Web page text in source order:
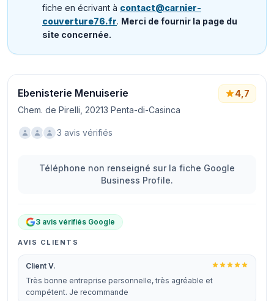
fiche en écrivant à contact@carnier-
couverture76.fr. Merci de fournir la page du
site concernée.
Ebenisterie Menuiserie
Chem. de Pirelli, 20213 Penta-di-Casinca
4,7
3 avis vérifiés
Téléphone non renseigné sur la fiche Google
Business Profile.
3 avis vérifiés Google
AVIS CLIENTS
Client V.
Très bonne entreprise personnelle, très agréable et
compétent. Je recommande